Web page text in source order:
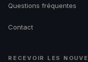
Questions fréquentes
Contact
RECEVOIR LES